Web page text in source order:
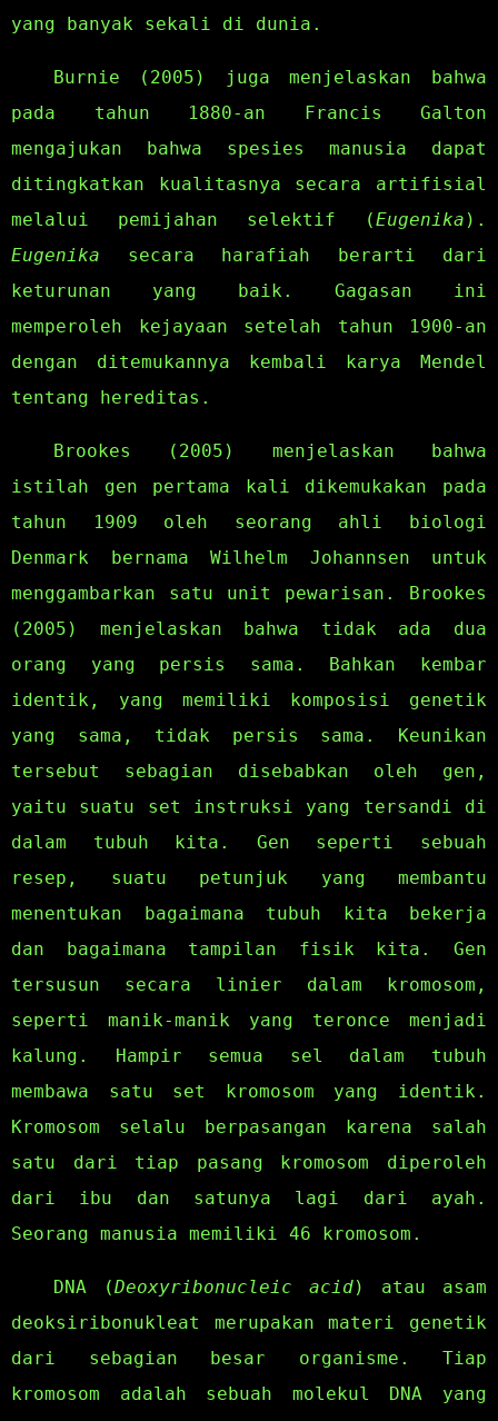
yang banyak sekali di dunia.
Burnie (2005) juga menjelaskan bahwa
pada tahun 1880-an Francis Galton
mengajukan bahwa spesies manusia dapat
ditingkatkan kualitasnya secara artifisial
melalui pemijahan selektif (Eugenika ).
Eugenika secara harafiah berarti dari
keturunan yang baik. Gagasan ini
memperoleh kejayaan setelah tahun 1900-an
dengan ditemukannya kembali karya Mendel
tentang hereditas.
Brookes (2005) menjelaskan bahwa
istilah gen pertama kali dikemukakan pada
tahun 1909 oleh seorang ahli biologi
Denmark bernama Wilhelm Johannsen untuk
menggambarkan satu unit pewarisan. Brookes
(2005) menjelaskan bahwa tidak ada dua
orang yang persis sama. Bahkan kembar
identik, yang memiliki komposisi genetik
yang sama, tidak persis sama. Keunikan
tersebut sebagian disebabkan oleh gen,
yaitu suatu set instruksi yang tersandi di
dalam tubuh kita. Gen seperti sebuah
resep, suatu petunjuk yang membantu
menentukan bagaimana tubuh kita bekerja
dan bagaimana tampilan fisik kita. Gen
tersusun secara linier dalam kromosom,
seperti manik-manik yang teronce menjadi
kalung. Hampir semua sel dalam tubuh
membawa satu set kromosom yang identik.
Kromosom selalu berpasangan karena salah
satu dari tiap pasang kromosom diperoleh
dari ibu dan satunya lagi dari ayah.
Seorang manusia memiliki 46 kromosom.
DNA (Deoxyribonucleic acid) atau asam
deoksiribonukleat merupakan materi genetik
dari sebagian besar organisme. Tiap
kromosom adalah sebuah molekul DNA yang